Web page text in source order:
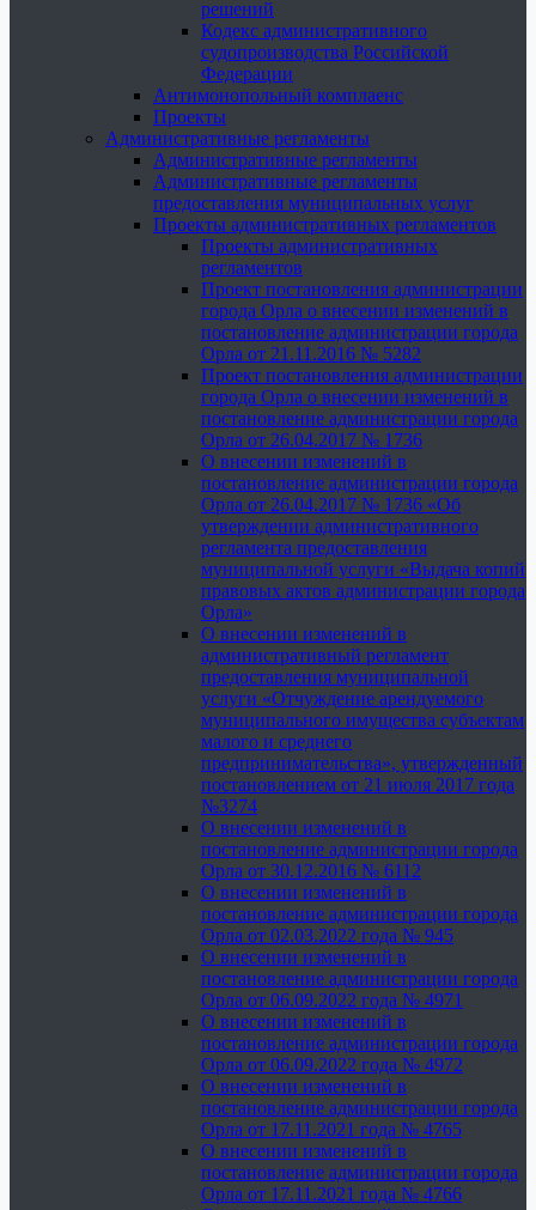
решений
Кодекс административного
судопроизводства Российской
Федерации
Антимонопольный комплаенс
Проекты
Административные регламенты
Административные регламенты
Административные регламенты
предоставления муниципальных услуг
Проекты административных регламентов
Проекты административных
регламентов
Проект постановления администрации
города Орла о внесении изменений в
постановление администрации города
Орла от 21.11.2016 № 5282
Проект постановления администрации
города Орла о внесении изменений в
постановление администрации города
Орла от 26.04.2017 № 1736
О внесении изменений в
постановление администрации города
Орла от 26.04.2017 № 1736 «Об
утверждении административного
регламента предоставления
муниципальной услуги «Выдача копий
правовых актов администрации города
Орла»
О внесении изменений в
административный регламент
предоставления муниципальной
услуги «Отчуждение арендуемого
муниципального имущества субъектам
малого и среднего
предпринимательства», утвержденный
постановлением от 21 июля 2017 года
№3274
О внесении изменений в
постановление администрации города
Орла от 30.12.2016 № 6112
О внесении изменений в
постановление администрации города
Орла от 02.03.2022 года № 945
О внесении изменений в
постановление администрации города
Орла от 06.09.2022 года № 4971
О внесении изменений в
постановление администрации города
Орла от 06.09.2022 года № 4972
О внесении изменений в
постановление администрации города
Орла от 17.11.2021 года № 4765
О внесении изменений в
постановление администрации города
Орла от 17.11.2021 года № 4766